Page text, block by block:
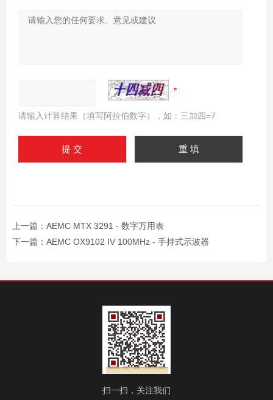
请输入计算结果（填写阿拉伯数字），如：三加四=7
上一篇： AEMC MTX 3291 - 数字万用表
下一篇： AEMC OX9102 IV 100MHz - 手持式示波器
扫一扫，关注我们